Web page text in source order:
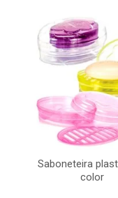
Saboneteira
color